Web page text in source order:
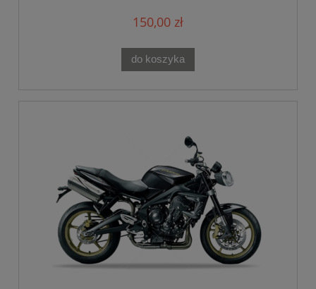
150,00 zł
do koszyka